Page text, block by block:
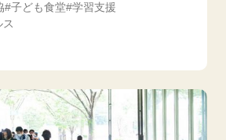
子ども食堂 学習支援